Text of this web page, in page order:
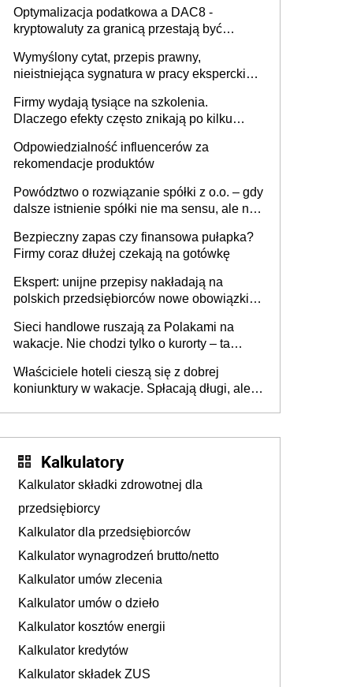
Optymalizacja podatkowa a DAC8 -
kryptowaluty za granicą przestają być
Wymyślony cytat, przepis prawny,
nieistniejąca sygnatura w pracy eksperckiej -
firmie
Firmy wydają tysiące na szkolenia.
Dlaczego efekty często znikają po kilku
Odpowiedzialność influencerów za
rekomendacje produktów
Powództwo o rozwiązanie spółki z o.o. – gdy
dalsze istnienie spółki nie ma sensu, ale nie
Bezpieczny zapas czy finansowa pułapka?
Firmy coraz dłużej czekają na gotówkę
Ekspert: unijne przepisy nakładają na
polskich przedsiębiorców nowe obowiązki w
Sieci handlowe ruszają za Polakami na
wakacje. Nie chodzi tylko o kurorty – ta
tam, gdzie wielu spędzi urlop po cichu
Właściciele hoteli cieszą się z dobrej
koniunktury w wakacje. Spłacają długi, ale
Kalkulatory
Kalkulator składki zdrowotnej dla
przedsiębiorcy
Kalkulator dla przedsiębiorców
Kalkulator wynagrodzeń brutto/netto
Kalkulator umów zlecenia
Kalkulator umów o dzieło
Kalkulator kosztów energii
Kalkulator kredytów
Kalkulator składek ZUS